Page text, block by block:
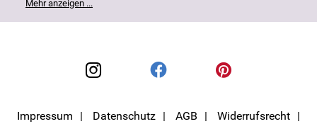
Unternehmen weitergegeben. Die Einwilligung zur
Nutzung meiner E-Mail- Adresse für Werbezwecke kann
Mehr anzeigen ...
Impressum Datenschutz AGB Widerrufsrecht